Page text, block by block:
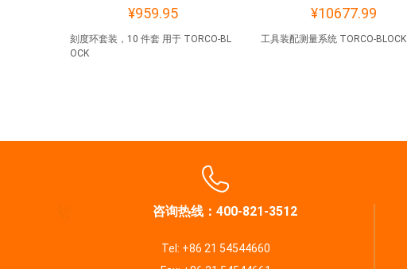
¥959.95
刻度环套装，10 件套 用于 TORCO-BL
OCK
¥10677.99
工具装配测量系统 TORCO-BLOCK
咨询热线：400-821-3512
Tel: +86 21 54544660